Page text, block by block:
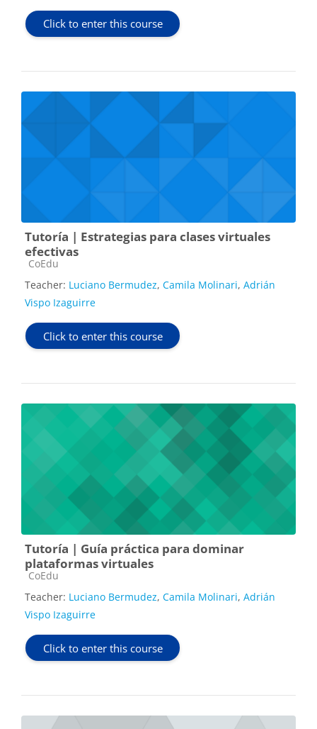
Click to enter this course
Tutoría | Estrategias para clases virtuales
efectivas
Course category
CoEdu
Teacher: Luciano Bermudez, Camila Molinari, Adrián
Vispo Izaguirre
Click to enter this course
Tutoría | Guía práctica para dominar
plataformas virtuales
Course category
CoEdu
Teacher: Luciano Bermudez, Camila Molinari, Adrián
Vispo Izaguirre
Click to enter this course